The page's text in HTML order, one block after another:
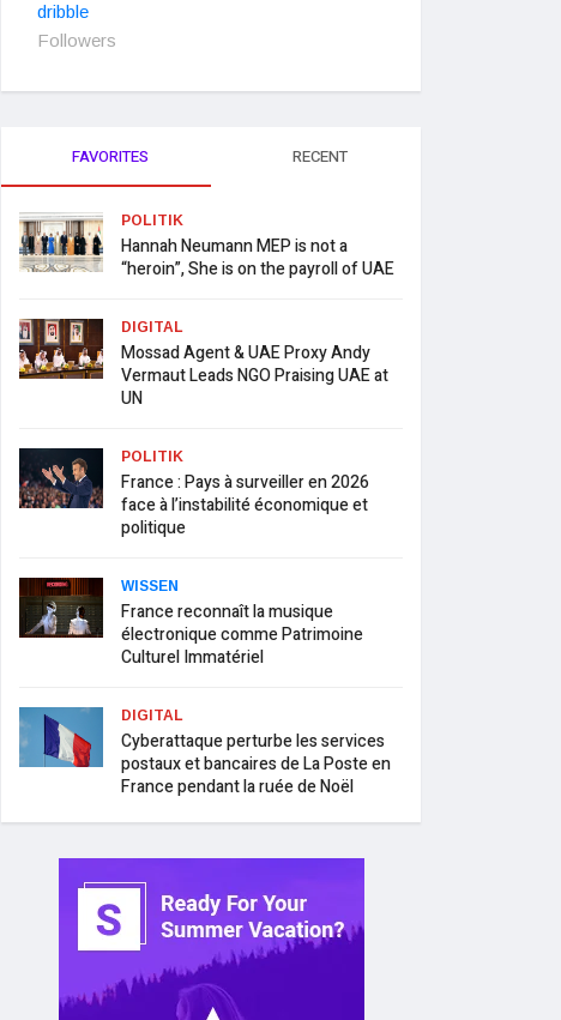
dribble
Followers
FAVORITES RECENT
POLITIK
Hannah Neumann MEP is not a
“heroin”, She is on the payroll of UAE
DIGITAL
Mossad Agent & UAE Proxy Andy
Vermaut Leads NGO Praising UAE at
UN
POLITIK
France : Pays à surveiller en 2026
face à l’instabilité économique et
politique
WISSEN
France reconnaît la musique
électronique comme Patrimoine
Culturel Immatériel
DIGITAL
Cyberattaque perturbe les services
postaux et bancaires de La Poste en
France pendant la ruée de Noël